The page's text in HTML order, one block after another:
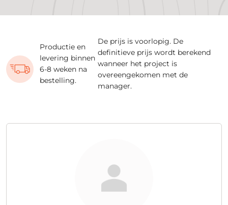
Productie en
levering binnen
6-8 weken na
bestelling.
De prijs is voorlopig. De
definitieve prijs wordt berekend
wanneer het project is
overeengekomen met de
manager.